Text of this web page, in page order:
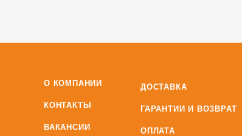
О КОМПАНИИ
КОНТАКТЫ
ВАКАНСИИ
ДОСТАВКА
ГАРАНТИИ И ВОЗВРАТ
ОПЛАТА